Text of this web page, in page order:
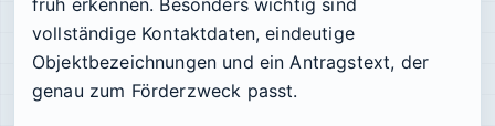
vollständige Kontaktdaten, eindeutige
Objektbezeichnungen und ein Antragstext, der
genau zum Förderzweck passt.